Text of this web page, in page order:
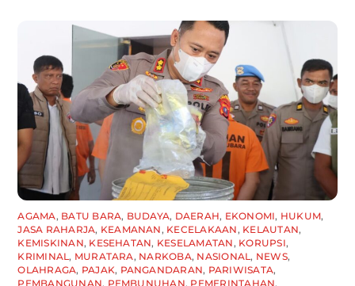
AGAMA, BATU BARA, BUDAYA, DAERAH, EKONOMI, HUKUM,
JASA RAHARJA, KEAMANAN, KECELAKAAN, KELAUTAN,
KEMISKINAN, KESEHATAN, KESELAMATAN, KORUPSI,
KRIMINAL, MURATARA, NARKOBA, NASIONAL, NEWS,
OLAHRAGA, PAJAK, PANGANDARAN, PARIWISATA,
PEMBANGUNAN, PEMBUNUHAN, PEMERINTAHAN,